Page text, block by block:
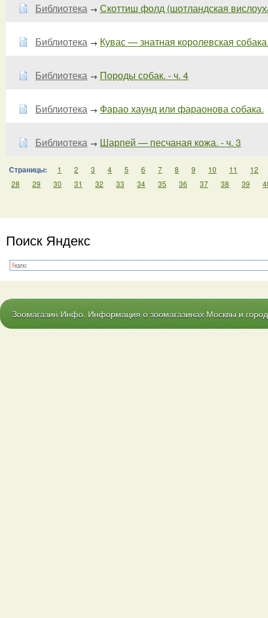
Библиотека → Скоттиш фолд (шотландская
Библиотека → Кувас — знатная королевская
Библиотека → Породы собак. - ч. 4
Библиотека → Фарао хаунд или фараонова собака.
Библиотека → Шарпей — песчаная кожа. - ч. 3
Страницы: 1 2 3 4 5 6 7 8 9 10 11
12
28
29 30 31 32 33 34 35 36 37 38 39
Поиск Яндекс
Зоомагазин Инфо. Информация о зоомагазинах Москвы и